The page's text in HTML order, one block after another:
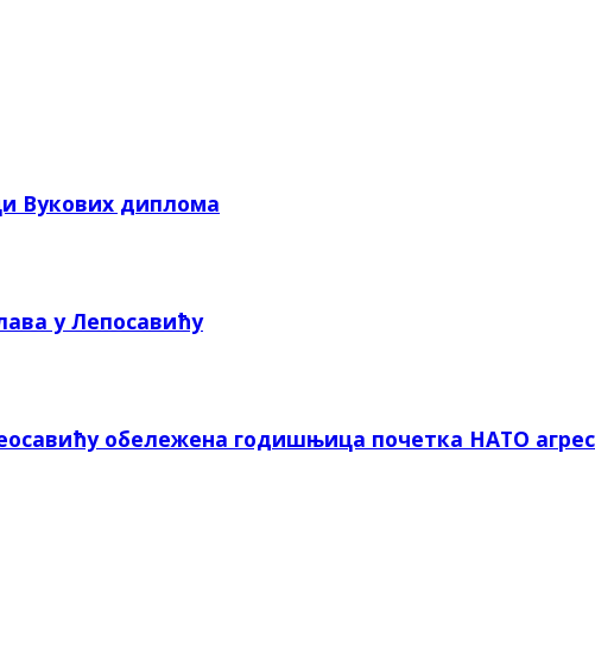
Вукових диплома
у Лепосавићу
обележена годишњица почетка НАТО